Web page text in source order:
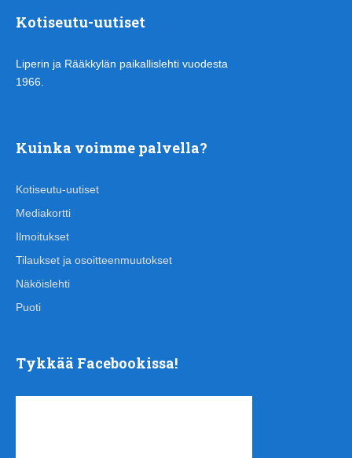
Kotiseutu-uutiset
Liperin ja Rääkkylän paikallislehti vuodesta
1966.
Kuinka voimme palvella?
Kotiseutu-uutiset
Mediakortti
Ilmoitukset
Tilaukset ja osoitteenmuutokset
Näköislehti
Puoti
Tykkää Facebookissa!